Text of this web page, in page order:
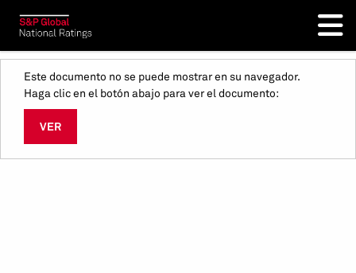
Este documento no se puede mostrar en su navegador.
Haga clic en el botón abajo para ver el documento:
VER